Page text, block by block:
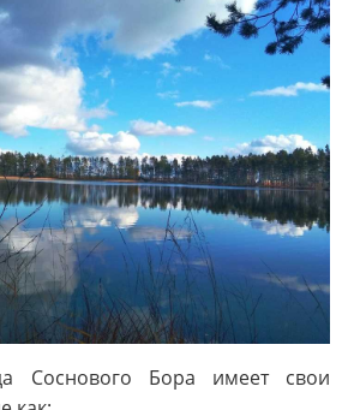
Соснового Бора имеет свои